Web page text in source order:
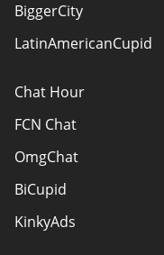
BiggerCity
LatinAmericanCupid
Chat Hour
FCN Chat
OmgChat
BiCupid
KinkyAds